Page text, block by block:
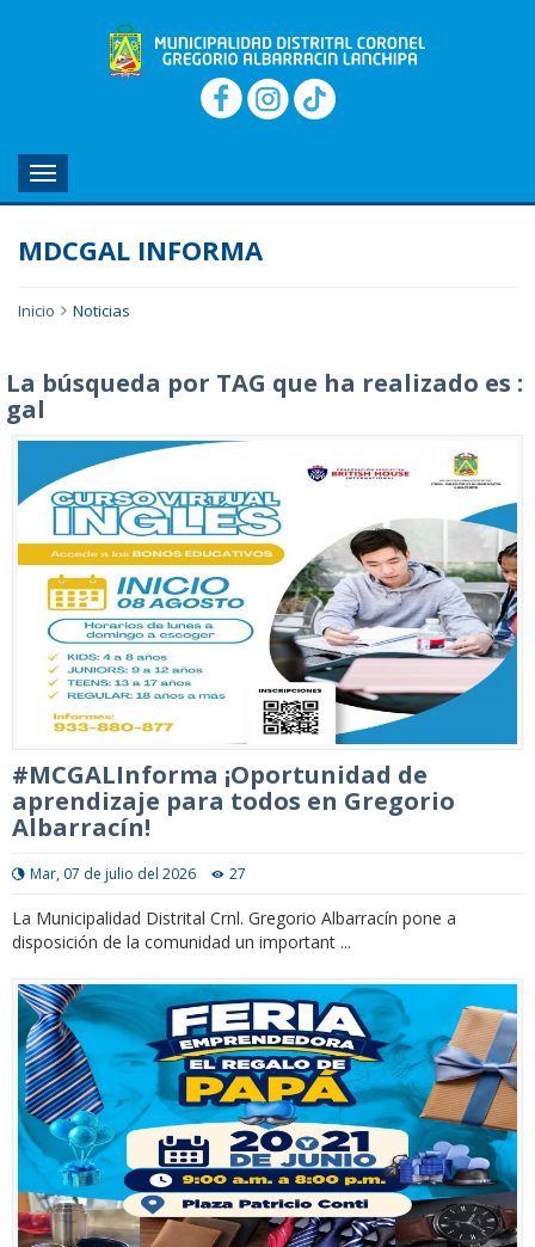
MENU
MDCGAL INFORMA
Inicio Noticias
La búsqueda por TAG que ha realizado es :
gal
#MCGALInforma ¡Oportunidad de
aprendizaje para todos en Gregorio
Albarracín!
Mar, 07 de julio del 2026 27
La Municipalidad Distrital Crnl. Gregorio Albarracín pone a
disposición de la comunidad un important ...